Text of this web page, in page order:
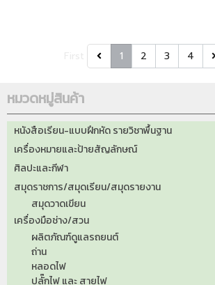
1 2 3 4
หมวดหมู่สินค้า
หนังสือเรียน-แบบฝึกหัด รายวิชาพื้นฐาน
เครื่องหมายและป้ายสัญลักษณ์
ศิลปะและกีฬา
สมุดราชการ/สมุดเรียน/สมุดรายงาน
สมุดวาดเขียน
เครื่องมือช่าง/สวน
ผลิตภัณฑ์ดูแลรถยนต์
ถ่าน
หลอดไฟ
ปลั๊กไฟ และ สายไฟ